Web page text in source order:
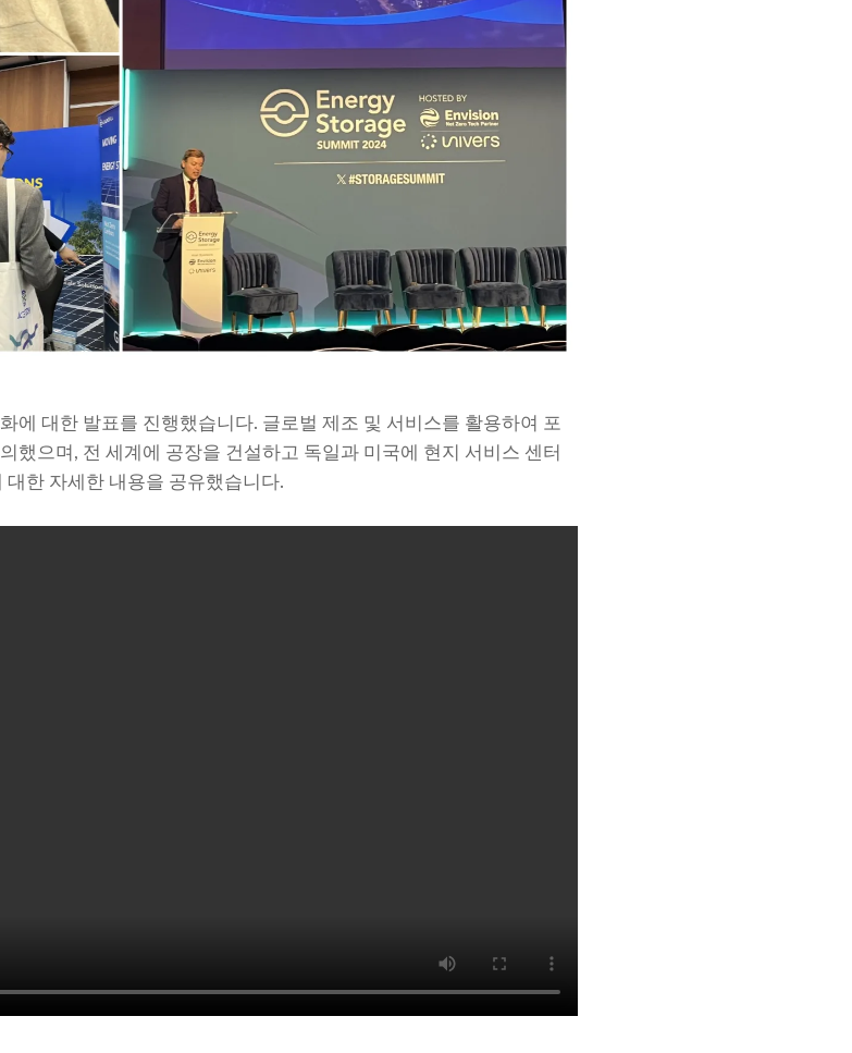
에 대한 발표를 진행했습니다. 글로벌 제조 및 서비스를 활용하여 포
했으며, 전 세계에 공장을 건설하고 독일과 미국에 현지 서비스 센터
한 자세한 내용을 공유했습니다.